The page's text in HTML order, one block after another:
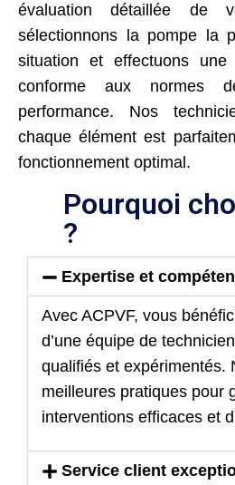
évaluation détaillée de
sélectionnons la pompe la
situation et effectuons une
conforme aux normes
performance. Nos
chaque élément est
fonctionnement optimal.
Pourquoi
?
Expertise et
Avec ACPVF, vous
d’une équipe de
qualifiés et expérimentés.
meilleures pratiques pour
interventions efficaces et
Service client